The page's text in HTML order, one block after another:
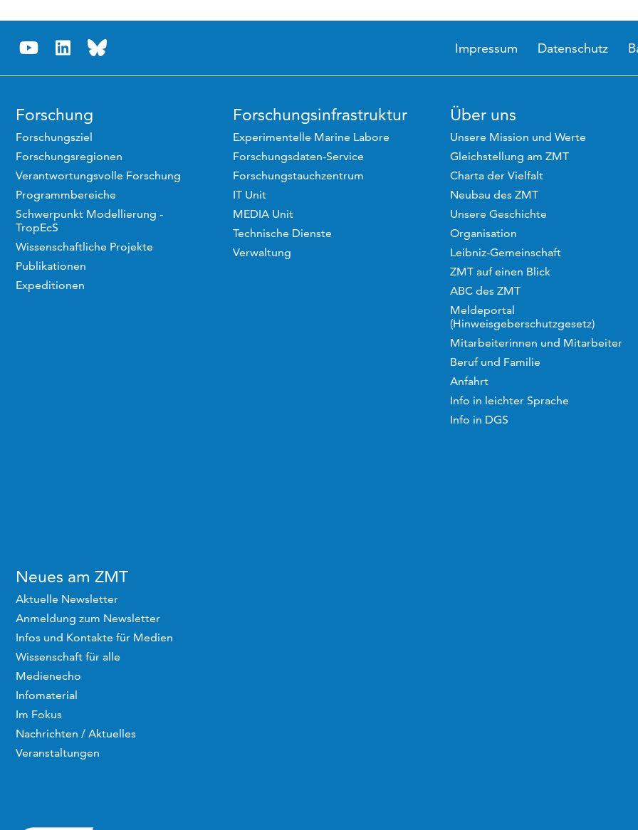
Impressum Datenschutz
Forschung
Forschungsziel
Forschungsregionen
Verantwortungsvolle Forschung
Programmbereiche
Schwerpunkt Modellierung -
TropEcS
Wissenschaftliche Projekte
Publikationen
Expeditionen
Forschungsinfrastruktur
Experimentelle Marine Labore
Forschungsdaten-Service
Forschungstauchzentrum
IT Unit
MEDIA Unit
Technische Dienste
Verwaltung
Über uns
Unsere Mission und Werte
Gleichstellung am ZMT
Charta der Vielfalt
Neubau des ZMT
Unsere Geschichte
Organisation
Leibniz-Gemeinschaft
ZMT auf einen Blick
ABC des ZMT
Meldeportal
(Hinweisgeberschutzgesetz)
Mitarbeiterinnen und Mitarbeiter
Beruf und Familie
Anfahrt
Info in leichter Sprache
Info in DGS
Neues am ZMT
Aktuelle Newsletter
Anmeldung zum Newsletter
Infos und Kontakte für Medien
Wissenschaft für alle
Medienecho
Infomaterial
Im Fokus
Nachrichten / Aktuelles
Veranstaltungen